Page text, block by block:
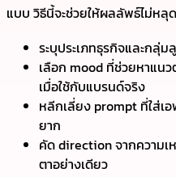
แบบ วิธีนี้จะช่วยให้ผลลัพธ์ไม่ห
ระบุประเภทธุรกิจและกลุ่
เลือก mood ที่ช่วยหาแน
เมื่อใช้กับแบรนด์จริง
หลีกเลี่ยง prompt ที่ใส่เ
ยาก
คัด direction จากความเ
ตาอย่างเดียว